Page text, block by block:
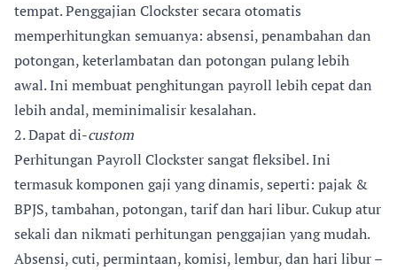
tempat. Penggajian Clockster secara otomatis
memperhitungkan semuanya: absensi, penambahan dan
potongan, keterlambatan dan potongan pulang lebih
awal. Ini membuat penghitungan payroll lebih cepat dan
lebih andal, meminimalisir kesalahan.
2. Dapat di-custom
Perhitungan Payroll Clockster sangat fleksibel. Ini
termasuk komponen gaji yang dinamis, seperti: pajak &
BPJS, tambahan, potongan, tarif dan hari libur. Cukup atur
sekali dan nikmati perhitungan penggajian yang mudah.
Absensi, cuti, permintaan, komisi, lembur, dan hari libur –